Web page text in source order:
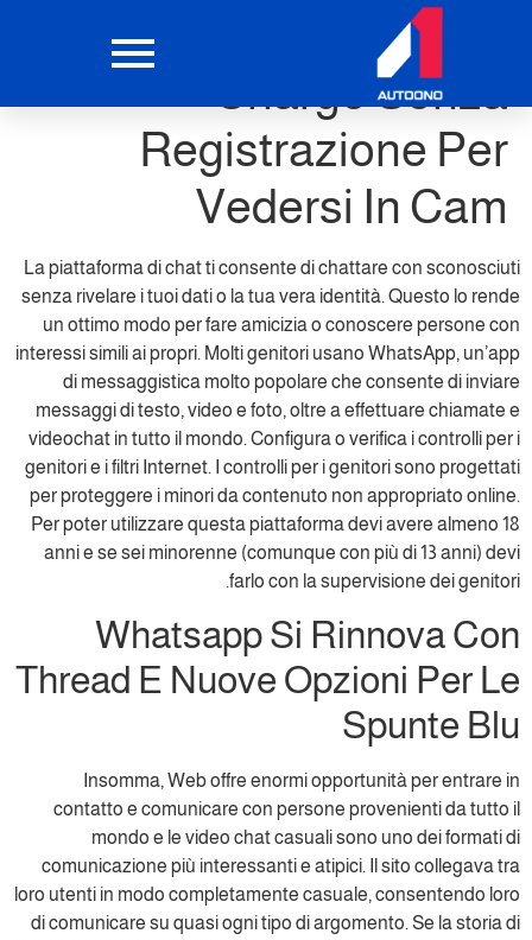
Chat Video Free Of
Charge Senza
Registrazione Per
Vedersi In Cam
La piattaforma di chat ti consente di chattare con sconosciuti
senza rivelare i tuoi dati o la tua vera identità. Questo lo rende
un ottimo modo per fare amicizia o conoscere persone con
interessi simili ai propri. Molti genitori usano WhatsApp, un’app
di messaggistica molto popolare che consente di inviare
messaggi di testo, video e foto, oltre a effettuare chiamate e
videochat in tutto il mondo. Configura o verifica i controlli per i
genitori e i filtri Internet. I controlli per i genitori sono progettati
per proteggere i minori da contenuto non appropriato online.
Per poter utilizzare questa piattaforma devi avere almeno 18
anni e se sei minorenne (comunque con più di 13 anni) devi
farlo con la supervisione dei genitori.
Whatsapp Si Rinnova Con
Thread E Nuove Opzioni Per Le
Spunte Blu
Insomma, Web offre enormi opportunità per entrare in
contatto e comunicare con persone provenienti da tutto il
mondo e le video chat casuali sono uno dei formati di
comunicazione più interessanti e atipici. Il sito collegava tra
loro utenti in modo completamente casuale, consentendo loro
di comunicare su quasi ogni tipo di argomento. Se la storia di